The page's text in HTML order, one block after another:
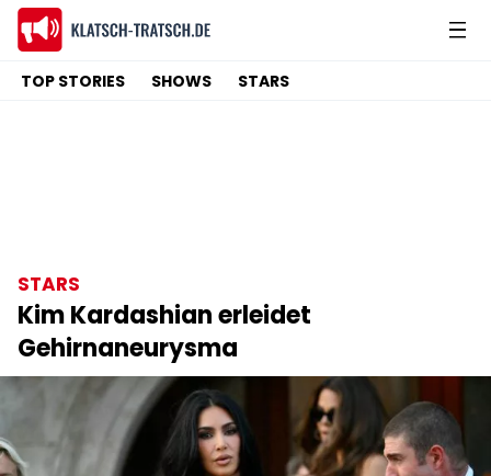
TOP STORIES SHOWS STARS
STARS
Kim Kardashian erleidet
Gehirnaneurysma